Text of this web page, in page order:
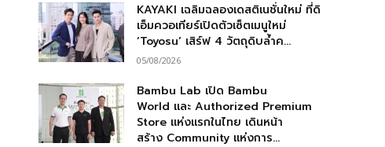
KAYAKI เฉลิมฉลองเดสติเนชั่นใหม่ ที่ดิ
เอ็มควอเทียร์เปิดตัวเซ็ตเมนูใหม่
‘Toyosu’ เสิร์ฟ 4 วัตถุดิบล้ำค...
05/08/2026
Bambu Lab เปิด Bambu
World และ Authorized Premium
Store แห่งแรกในไทย เดินหน้า
สร้าง Community แห่งการ...